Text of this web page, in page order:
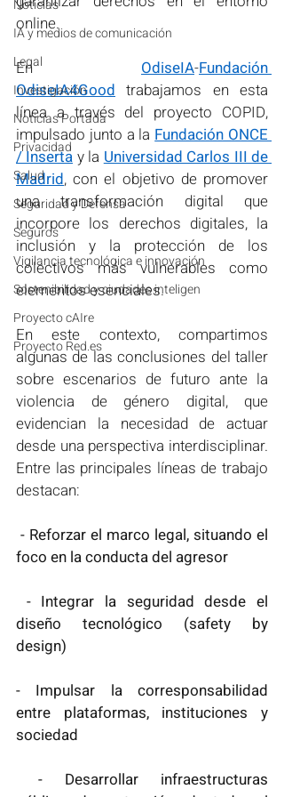
Noticias
IA y medios de comunicación
Legal
Investigación
Noticias Portada
Privacidad
Salud
Seguridad y Defensa
Seguros
Vigilancia tecnológica e innovación
Sostenibilidad y ciudades inteligen
Proyecto cAIre
Proyecto Red.es
online.
En OdiseIA-Fundación
OdiseIA4Good trabajamos en esta
línea a través del proyecto COPID,
impulsado junto a la Fundación ONCE
/ Inserta y la Universidad Carlos III de
Madrid, con el objetivo de promover
una transformación digital que
incorpore los derechos digitales, la
inclusión y la protección de los
colectivos más vulnerables como
elementos esenciales.
En este contexto, compartimos
algunas de las conclusiones del taller
sobre escenarios de futuro ante la
violencia de género digital, que
evidencian la necesidad de actuar
desde una perspectiva interdisciplinar.
Entre las principales líneas de trabajo
destacan:
- Reforzar el marco legal, situando el
foco en la conducta del agresor
- Integrar la seguridad desde el
diseño tecnológico (safety by
design)
- Impulsar la corresponsabilidad
entre plataformas, instituciones y
sociedad
- Desarrollar infraestructuras